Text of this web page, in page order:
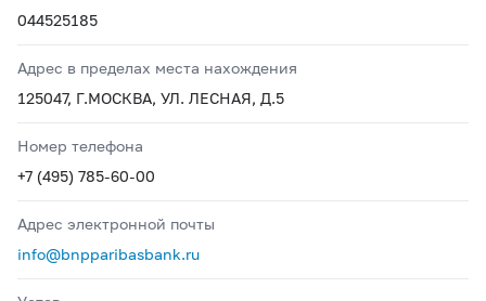
044525185
Адрес в пределах места нахождения
125047, Г.МОСКВА, УЛ. ЛЕСНАЯ, Д.5
Номер телефона
+7 (495) 785-60-00
Адрес электронной почты
info@bnpparibasbank.ru